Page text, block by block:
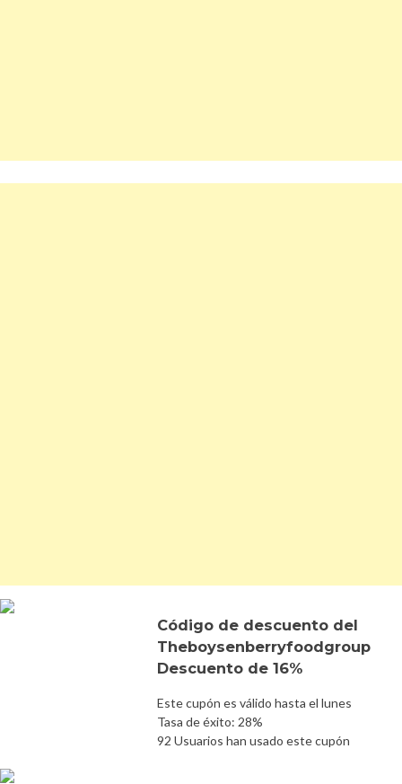
Código de descuento del
Theboysenberryfoodgroup
Descuento de 16%
Este cupón es válido hasta el lunes
Tasa de éxito: 28%
92 Usuarios han usado este cupón